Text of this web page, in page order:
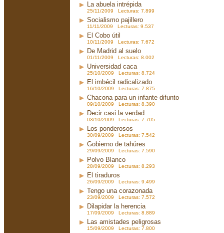
La abuela intrépida
25/11/2009 Lecturas: 7.899
Socialismo pajillero
11/11/2009 Lecturas: 9.537
El Cobo útil
10/11/2009 Lecturas: 7.672
De Madrid al suelo
01/11/2009 Lecturas: 8.002
Universidad caca
25/10/2009 Lecturas: 8.724
El imbécil radicalizado
16/10/2009 Lecturas: 7.875
Chacona para un infante difunto
09/10/2009 Lecturas: 8.390
Decir casi la verdad
03/10/2009 Lecturas: 7.705
Los ponderosos
30/09/2009 Lecturas: 7.542
Gobierno de tahúres
29/09/2009 Lecturas: 7.590
Polvo Blanco
28/09/2009 Lecturas: 8.293
El tiraduros
26/09/2009 Lecturas: 9.499
Tengo una corazonada
23/09/2009 Lecturas: 7.572
Dilapidar la herencia
17/09/2009 Lecturas: 8.889
Las amistades peligrosas
15/09/2009 Lecturas: 7.800